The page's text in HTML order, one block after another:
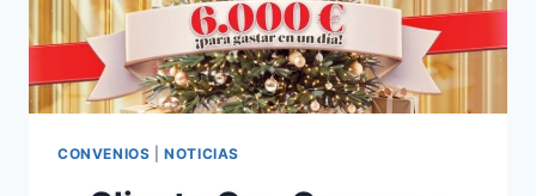
CONVENIOS |NOTICIAS